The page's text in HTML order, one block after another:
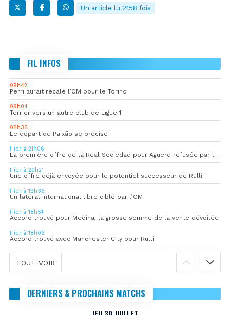
Un article lu 2158 fois
FIL INFOS
09h42
Perri aurait recalé l’OM pour le Torino
09h04
Terrier vers un autre club de Ligue 1
08h35
Le départ de Paixão se précise
Hier à 21h06
La première offre de la Real Sociedad pour Aguerd refusée par l’OM
Hier à 20h21
Une offre déjà envoyée pour le potentiel successeur de Rulli
Hier à 19h36
Un latéral international libre ciblé par l’OM
Hier à 18h51
Accord trouvé pour Medina, la grosse somme de la vente dévoilée
Hier à 18h06
Accord trouvé avec Manchester City pour Rulli
TOUT VOIR
DERNIERS & PROCHAINS MATCHS